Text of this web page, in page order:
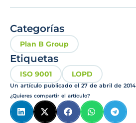
Categorías
Plan B Group
Etiquetas
ISO 9001 LOPD
Un artículo publicado el 27 de abril de 2014
¿Quieres compartir el artículo?